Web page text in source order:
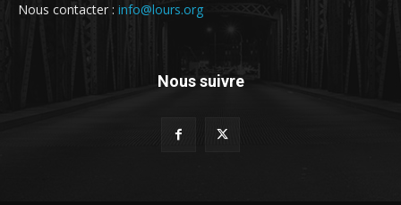
Nous contacter : info@lours.org
Nous suivre